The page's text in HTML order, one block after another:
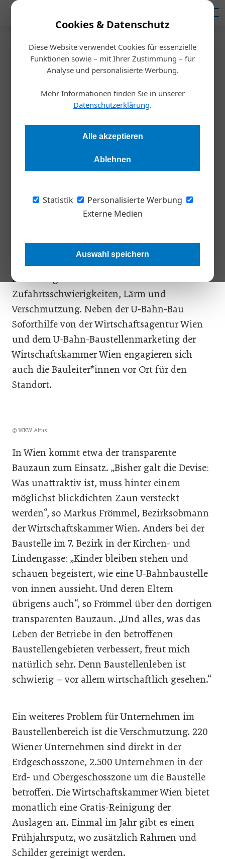
Cookies & Datenschutz
Diese Website verwendet Cookies für essenzielle
Funktionen sowie – mit Ihrer Zustimmung – für
Analyse und personalisierte Werbung.
Mehr Informationen finden Sie in unserer
Datenschutzerklärung.
Alle akzeptieren
Ablehnen
Statistik
Personalisierte Werbung
Externe Medien
Auswahl speichern
Startseite/Meldungen
Wirtschaftskammer Wien
Hilfe für Betriebe
04.05.2023, 09:06 Uhr
Unternehmer*innen an der U-Bahn-Baustelle verbessern.
Graffitientfernung und Auslagenreinigung
sind drei beispielhafte Aktionen, mit denen
Unternehmen das Leben in den U-Bahn-
Baustellenzonen erleichtern will. Betriebe
rund um große Baustellen leiden unter
Zufahrtsschwierigkeiten, Lärm und
Verschmutzung. Neben der U-Bahn-Bau
Soforthilfe von der Wirtschaftsagentur Wien
und dem U-Bahn-Baustellenmarketing der
Wirtschaftskammer Wien engagieren sich
auch die Bauleiter*innen vor Ort für den
Standort.
© WKW Altus
In Wien kommt etwa der transparente
Bauzaun zum Einsatz. „Bisher galt die Devise:
Was unattraktiv ist, muss hinter einem
möglichst blickdichten Zaun versteckt
werden“, so Markus Frömmel, Bezirksobmann
der Wirtschaftskammer Wien. Anders bei der
Baustelle im 7. Bezirk in der Kirchen- und
Lindengasse: „Kinder bleiben stehen und
schauen begeistert, wie eine U-Bahnbaustelle
von innen aussieht. Und deren Eltern
übrigens auch“, so Frömmel über den dortigen
transparenten Bauzaun. „Und alles, was das
Leben der Betriebe in den betroffenen
Baustellengebieten verbessert, freut mich
natürlich sehr. Denn Baustellenleben ist
schwierig – vor allem wirtschaftlich gesehen.“
Ein weiteres Problem für Unternehmen im
Baustellenbereich ist die Verschmutzung. 220
Wiener Unternehmen sind direkt in der
Erdgeschosszone, 2.500 Unternehmen in der
Erd- und Obergeschosszone um die Baustelle
betroffen. Die Wirtschaftskammer Wien bietet
monatlich eine Gratis-Reinigung der
Auslagen an. Einmal im Jahr gibt es einen
Frühjahrsputz, wo zusätzlich Rahmen und
Schilder gereinigt werden.